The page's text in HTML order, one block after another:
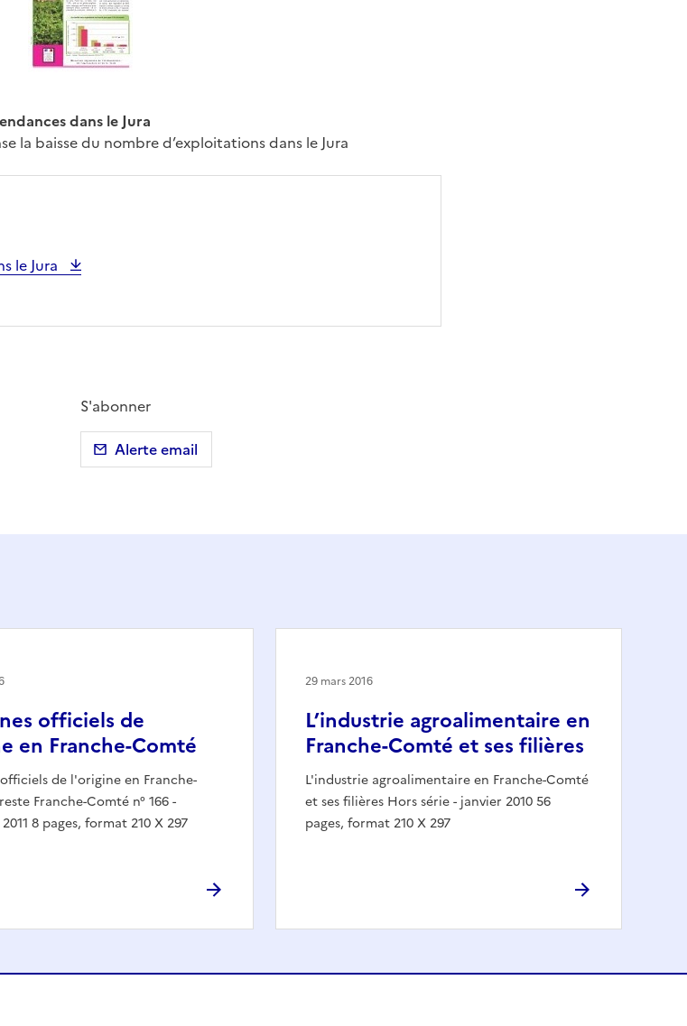
dans le Jura
la baisse du nombre d’exploitations dans le Jura
le Jura
Twitter)
dans le presse-papier
S'abonner
Alerte email
officiels de
en Franche-Comté
officiels de l'origine en Franche-
Franche-Comté n° 166 -
8 pages, format 210 X 297
L’industrie agroalimentaire en
Franche-Comté et ses filières
L'industrie agroalimentaire en Franche-Comté
et ses filières Hors série - janvier 2010 56
pages, format 210 X 297
29 mars 2016